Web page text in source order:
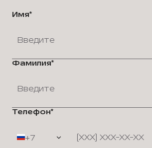
Имя*
Фамилия*
Телефон*
+7